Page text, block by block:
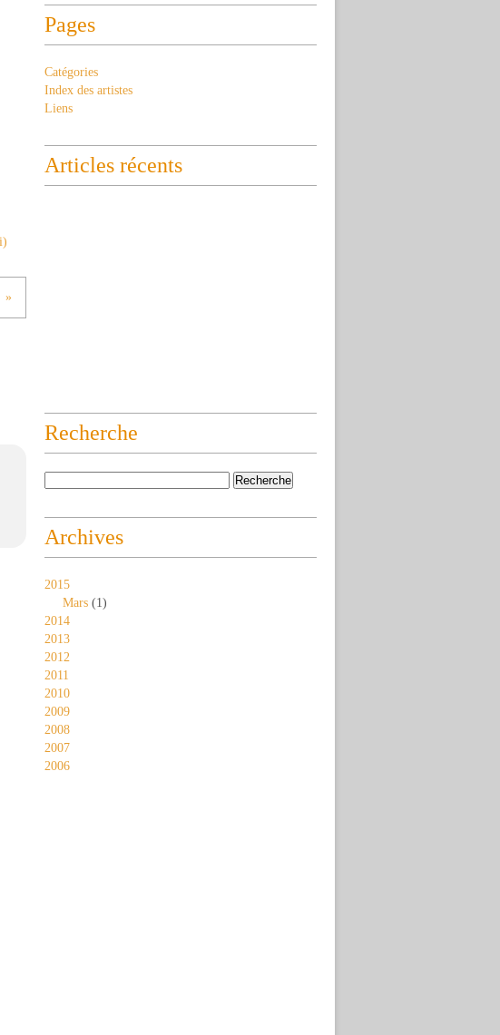
Pages
Catégories
Index des artistes
Liens
Articles récents
Recherche
Archives
2015
Mars (1)
2014
2013
2012
2011
2010
2009
2008
2007
2006